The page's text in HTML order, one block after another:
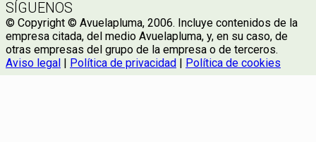
SÍGUENOS
© Copyright © Avuelapluma, 2006. Incluye contenidos de la
empresa citada, del medio Avuelapluma, y, en su caso, de
otras empresas del grupo de la empresa o de terceros.
Aviso legal | Política de privacidad | Política de cookies